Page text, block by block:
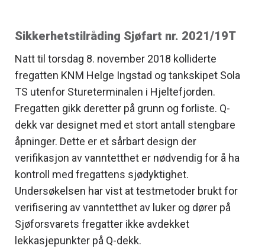
Sikkerhetstilråding Sjøfart nr. 2021/19T
Natt til torsdag 8. november 2018 kolliderte
fregatten KNM Helge Ingstad og tankskipet Sola
TS utenfor Stureterminalen i Hjeltefjorden.
Fregatten gikk deretter på grunn og forliste. Q-
dekk var designet med et stort antall stengbare
åpninger. Dette er et sårbart design der
verifikasjon av vanntetthet er nødvendig for å ha
kontroll med fregattens sjødyktighet.
Undersøkelsen har vist at testmetoder brukt for
verifisering av vanntetthet av luker og dører på
Sjøforsvarets fregatter ikke avdekket
lekkasjepunkter på Q-dekk.